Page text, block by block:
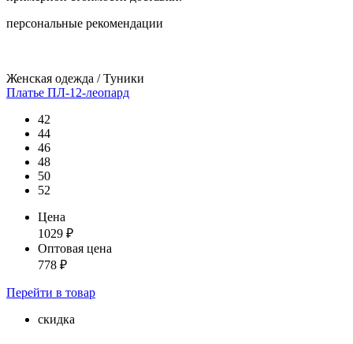
персональные рекомендации
Женская одежда / Туники
Платье ПЛ-12-леопард
42
44
46
48
50
52
Цена
1029 ₽
Оптовая цена
778 ₽
Перейти в товар
скидка